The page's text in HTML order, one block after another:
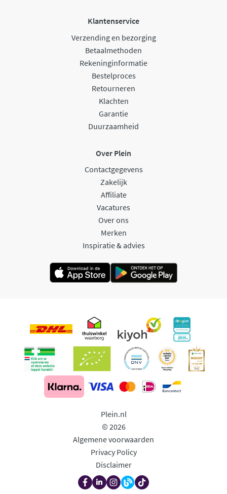
Klantenservice
Verzending en bezorging
Betaalmethoden
Rekeninginformatie
Bestelproces
Retourneren
Klachten
Garantie
Duurzaamheid
Over Plein
Contactgegevens
Zakelijk
Affiliate
Vacatures
Over ons
Merken
Inspiratie & advies
Plein.nl
© 2026
Algemene voorwaarden
Privacy Policy
Disclaimer